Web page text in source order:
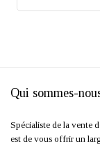
Spécialiste de la vente
est de vous offrir un